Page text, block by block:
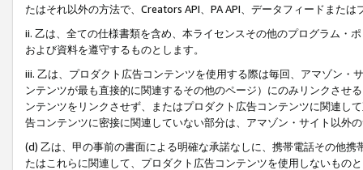
たはそれ以外の方法で、Creators API、PA API、データフィードまた
ii. 乙は、全ての仕様書類を含め、本ライセンスその他のプログラム・
および資料を遵守するものとします。
iii. 乙は、プロダクト広告コンテンツを使用する際は毎回、アマゾン
ンテンツが最も直接的に関連するその他のページ）にのみリンクさせ
ンテンツをリンクさせず、またはプロダクト広告コンテンツに関連し
告コンテンツに密接に関連していない部分は、アマゾン・サイト以外
(d) 乙は、甲の事前の書面による明確な承諾なしに、携帯電話その他
たはこれらに関連して、プロダクト広告コンテンツを使用しないもの